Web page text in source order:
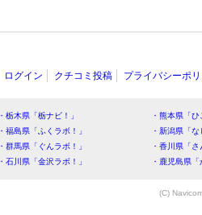
ログイン クチコミ投稿 プライバシーポ
・栃木県「栃ナビ！」
・熊本県「
・福島県「ふくラボ！」
・新潟県「
・群馬県「ぐんラボ！」
・香川県「
・石川県「金沢ラボ！」
・鹿児島県
(C)